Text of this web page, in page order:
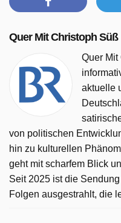
Quer Mit Christoph Süß
Quer
aktuelle
von politischen
hin zu kulturellen
geht mit scharfem Blick
Seit 2025 ist die
Folgen ausgestrahlt, die